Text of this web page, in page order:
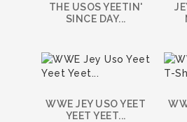
THE USOS YEETIN'
SINCE DAY...
WWE JEY USO YEET
YEET YEET...